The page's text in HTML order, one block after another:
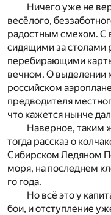
Ничего уже не
весёлого,
радостным смехом. С
сидящими за столами
перебирающими
вечном. О выделении
российском
предводителя
что кажется нынче
Наверное, таким
тогда рассказ о
Сибирском Ледяном
моря, на последнем
го года.
Но всё это у
бои, и отступление